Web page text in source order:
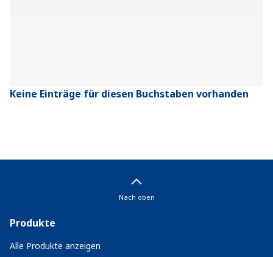
Keine Einträge für diesen Buchstaben vorhanden
Nach oben
Produkte
Alle Produkte anzeigen